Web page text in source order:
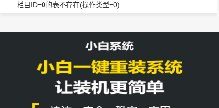
栏目ID=0的表不存在(操作类型=0)